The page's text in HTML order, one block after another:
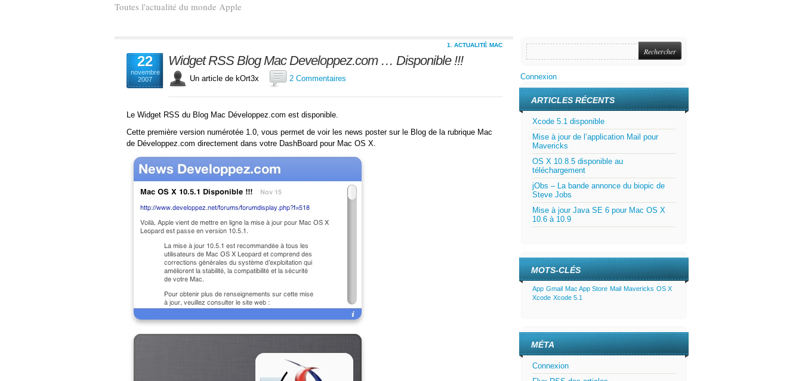
Toutes l'actualité du monde Apple
22
novembre
2007
1. ACTUALITÉ MAC
Widget RSS Blog Mac Developpez.com … Disponible !!!
Un article de kOrt3x 2 Commentaires
Le Widget RSS du Blog Mac Développez.com est disponible.
Cette première version numérotée 1.0, vous permet de voir les news poster sur le Blog de la rubrique Mac
de Développez.com directement dans votre DashBoard pour Mac OS X.
Connexion
ARTICLES RÉCENTS
Xcode 5.1 disponible
Mise à jour de l’application Mail pour
Mavericks
OS X 10.8.5 disponible au
téléchargement
jObs – La bande annonce du biopic de
Steve Jobs
Mise à jour Java SE 6 pour Mac OS X
10.6 à 10.9
MOTS-CLÉS
App Gmail Mac App Store Mail Mavericks OS X
Xcode Xcode 5.1
MÉTA
Connexion